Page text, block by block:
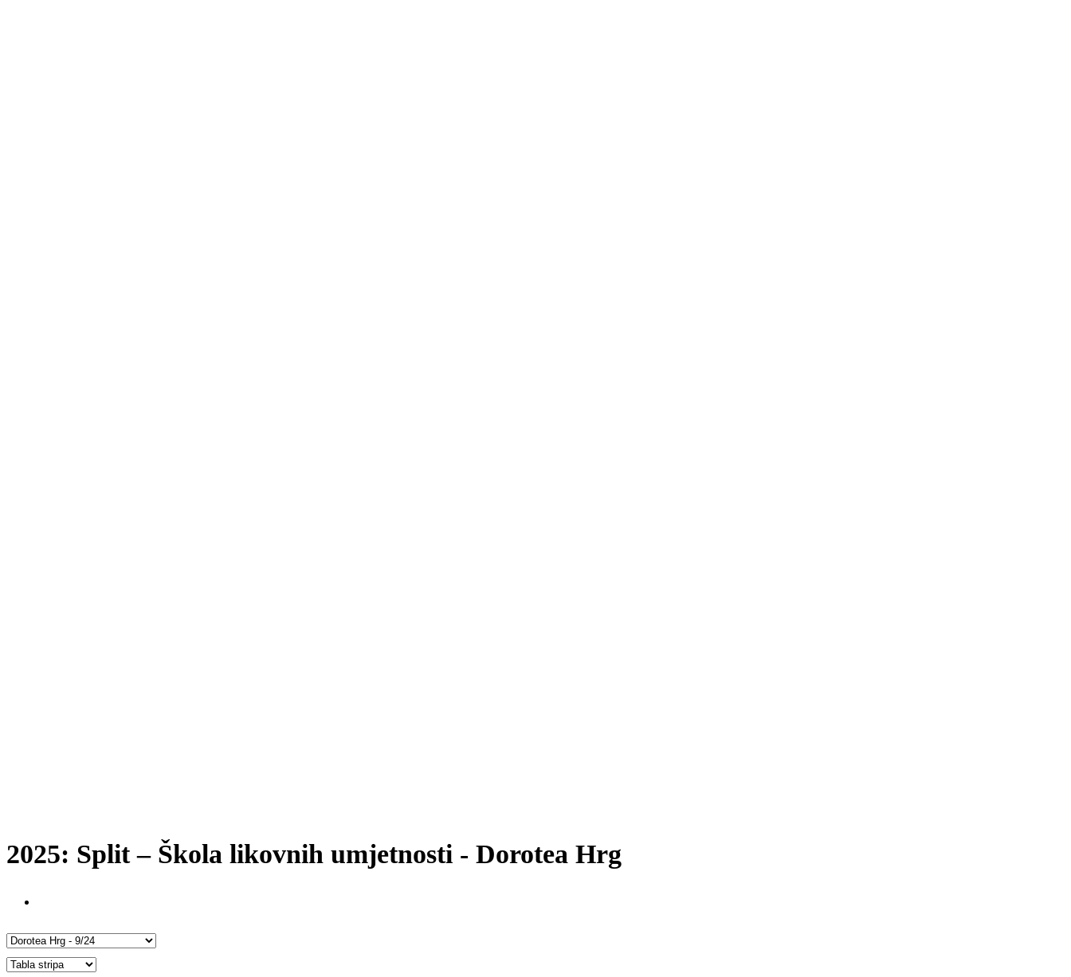
2025: Split – Škola likovnih umjetnosti - Dorotea Hrg